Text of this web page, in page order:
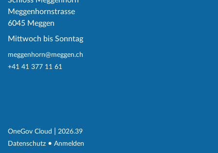
Meggenhornstrasse
6045 Meggen
Mittwoch bis Sonntag
meggenhorn@meggen.ch
+41 41 377 11 61
OneGov Cloud (External Link)
2026.39
Datenschutz (External Link)
Anmelden